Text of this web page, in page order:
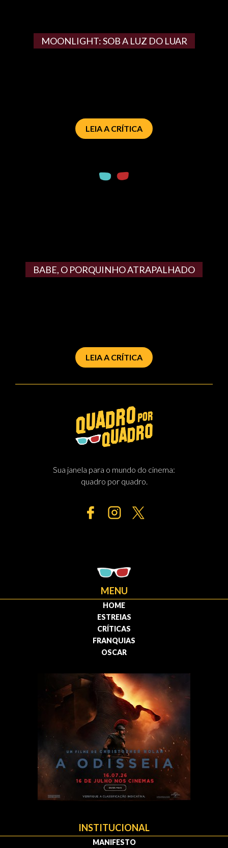
MOONLIGHT: SOB A LUZ DO LUAR
LEIA A CRÍTICA
BABE, O PORQUINHO ATRAPALHADO
LEIA A CRÍTICA
Sua janela para o mundo do cinema:
quadro por quadro.
MENU
HOME
ESTREIAS
CRÍTICAS
FRANQUIAS
OSCAR
INSTITUCIONAL
MANIFESTO